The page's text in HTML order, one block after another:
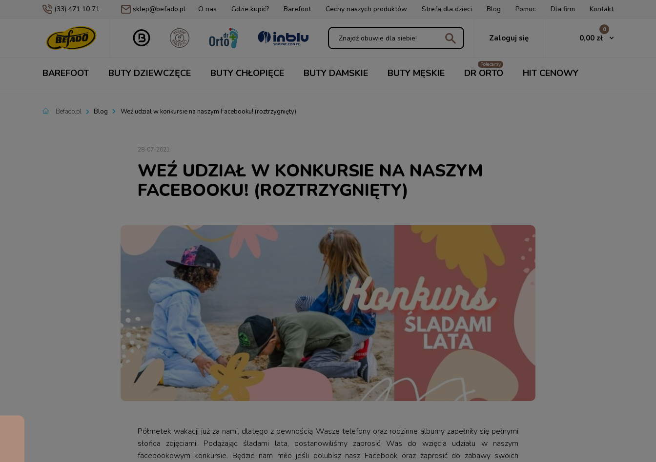
(33) 471 10 71 sklep@befado.pl O nas Gdzie kupić? Barefoot Cechy naszych produktów Strefa dla dzieci Blog Pomoc Dla firm Kontakt
Zaloguj się
0
0,00 zł
BAREFOOT BUTY DZIEWCZĘCE BUTY CHŁOPIĘCE BUTY DAMSKIE BUTY MĘSKIE DR ORTO HIT CENOWY
Befado.pl Blog Weź udział w konkursie na naszym Facebooku! (roztrzygnięty)
28-07-2021
WEŹ UDZIAŁ W KONKURSIE NA NASZYM
FACEBOOKU! (ROZTRZYGNIĘTY)
Półmetek wakacji już za nami, dlatego z pewnością Wasze telefony oraz rodzinne albumy zapełniły się pełnymi
słońca zdjęciami! Podążając śladami lata, postanowiliśmy zaprosić Was do wzięcia udziału w naszym
facebookowym konkursie. Będzie nam miło jeśli polubisz nasz Facebook oraz zaprosić do zabawy swoich